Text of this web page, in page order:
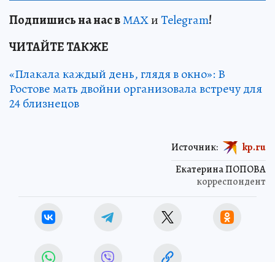
Подпишись на нас вМАХиTelegram!
ЧИТАЙТЕ ТАКЖЕ
«Плакала каждый день, глядя в окно»: В
Ростове мать двойни организовала встречу для
24 близнецов
Екатерина ПОПОВА
корреспондент
Источник: kp.ru